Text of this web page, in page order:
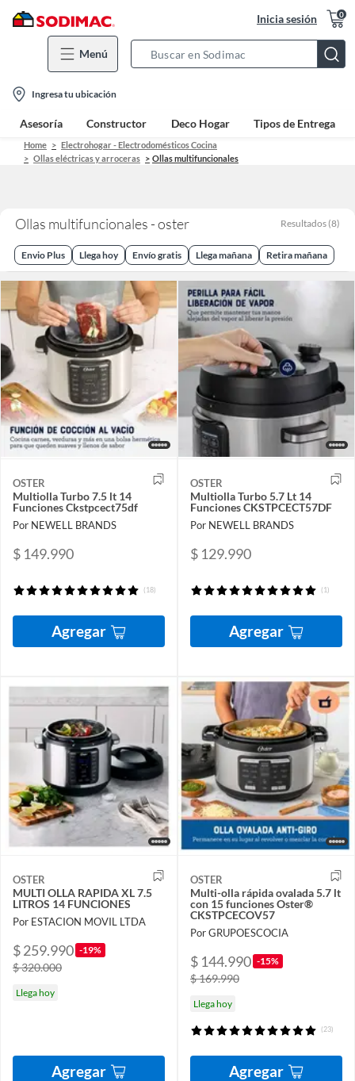
Inicia sesión 0
Menú
Bar
location-
icon
Ingresa tu ubicación
Asesoría Constructor Deco Hogar Tipos de Entrega
Home
Electrohogar - Electrodomésticos Cocina
Ollas eléctricas y arroceras
Ollas multifuncionales
Ollas multifuncionales - oster Resultados (8)
Envio Plus Llega hoy Envío gratis Llega mañana Retira mañana
OSTER
Multiolla Turbo 7.5 lt 14
Funciones Ckstpcect75df
Por NEWELL BRANDS
$ 149.990
(18)
Agregar
OSTER
Multiolla Turbo 5.7 Lt 14
Funciones CKSTPCECT57DF
Por NEWELL BRANDS
$ 129.990
(1)
Agregar
OSTER
MULTI OLLA RAPIDA XL 7.5
LITROS 14 FUNCIONES
Por ESTACION MOVIL LTDA
$ 259.990 -19%
$ 320.000
Llega hoy
Agregar
OSTER
Multi-olla rápida ovalada 5.7 lt
con 15 funciones Oster®
CKSTPCECOV57
Por GRUPOESCOCIA
$ 144.990 -15%
$ 169.990
Llega hoy
(23)
Agregar